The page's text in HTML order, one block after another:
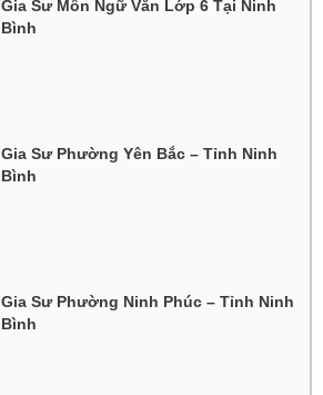
Gia Sư Môn Ngữ Văn Lớp 6 Tại Ninh
Bình
Gia Sư Phường Yên Bắc – Tỉnh Ninh
Bình
Gia Sư Phường Ninh Phúc – Tỉnh Ninh
Bình